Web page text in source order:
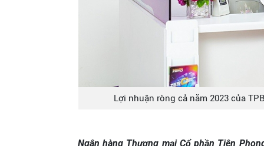
Lợi nhuận ròng cả năm 2023 của
Ngân hàng Thương mại Cổ phần Tiên